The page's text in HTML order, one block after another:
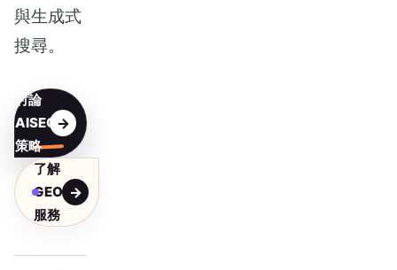
與生成式
搜尋。
討論
AISEO
策略
了解
GEO
服務